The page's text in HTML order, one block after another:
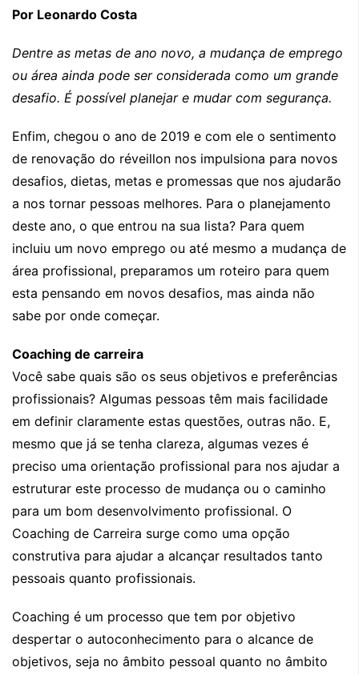
Por Leonardo Costa
Dentre as metas de ano novo, a mudança de emprego
ou área ainda pode ser considerada como um grande
desafio. É possível planejar e mudar com segurança.
Enfim, chegou o ano de 2019 e com ele o sentimento
de renovação do réveillon nos impulsiona para novos
desafios, dietas, metas e promessas que nos ajudarão
a nos tornar pessoas melhores. Para o planejamento
deste ano, o que entrou na sua lista? Para quem
incluiu um novo emprego ou até mesmo a mudança de
área profissional, preparamos um roteiro para quem
esta pensando em novos desafios, mas ainda não
sabe por onde começar.
Coaching de carreira
Você sabe quais são os seus objetivos e preferências
profissionais? Algumas pessoas têm mais facilidade
em definir claramente estas questões, outras não. E,
mesmo que já se tenha clareza, algumas vezes é
preciso uma orientação profissional para nos ajudar a
estruturar este processo de mudança ou o caminho
para um bom desenvolvimento profissional. O
Coaching de Carreira surge como uma opção
construtiva para ajudar a alcançar resultados tanto
pessoais quanto profissionais.
Coaching é um processo que tem por objetivo
despertar o autoconhecimento para o alcance de
objetivos, seja no âmbito pessoal quanto no âmbito